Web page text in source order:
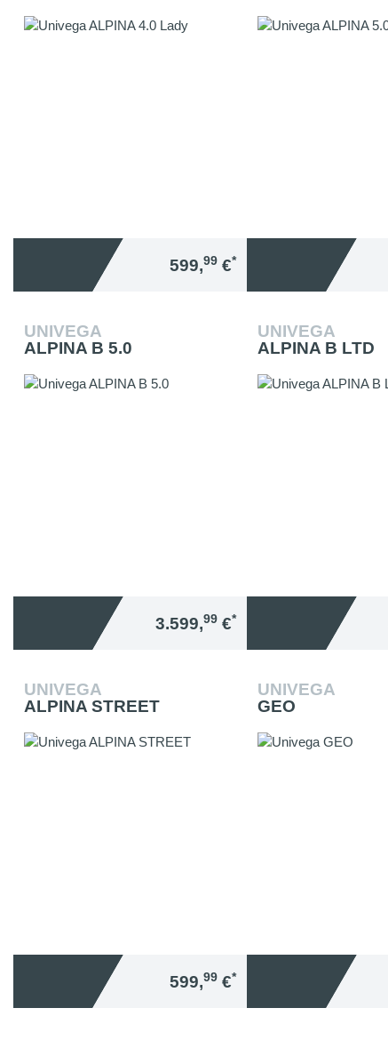
599,99€*
UNIVEGA
ALPINA B 5.0
3.599,99€*
UNIVEGA
ALPINA B LTD
UNIVEGA
ALPINA STREET
599,99€*
UNIVEGA
GEO